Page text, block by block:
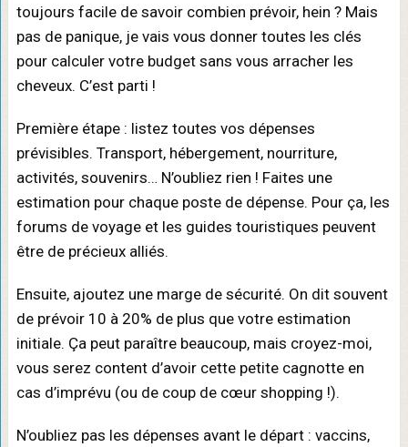
toujours facile de savoir combien prévoir, hein ? Mais
pas de panique, je vais vous donner toutes les clés
pour calculer votre budget sans vous arracher les
cheveux. C’est parti !
Première étape : listez toutes vos dépenses
prévisibles. Transport, hébergement, nourriture,
activités, souvenirs… N’oubliez rien ! Faites une
estimation pour chaque poste de dépense. Pour ça, les
forums de voyage et les guides touristiques peuvent
être de précieux alliés.
Ensuite, ajoutez une marge de sécurité. On dit souvent
de prévoir 10 à 20% de plus que votre estimation
initiale. Ça peut paraître beaucoup, mais croyez-moi,
vous serez content d’avoir cette petite cagnotte en
cas d’imprévu (ou de coup de cœur shopping !).
N’oubliez pas les dépenses avant le départ : vaccins,